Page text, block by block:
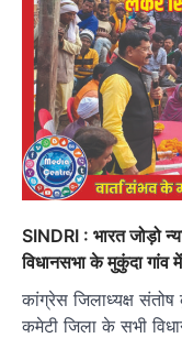
SINDRI : भारत जोड़ो
विधानसभा के मुकुंदा गांव
कांग्रेस जिलाध्यक्ष
कमेटी जिला के सभी